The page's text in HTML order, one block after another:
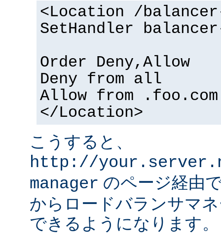
<Location /balancer-
SetHandler
Order Deny,Allow
Deny from all
Allow from .foo.com
</Location>
こうすると、
http://
manager のページ経由
からロードバランサマ
できるようになります。